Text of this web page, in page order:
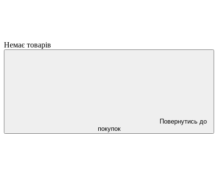
Немає товарів
Повернутись до
покупок